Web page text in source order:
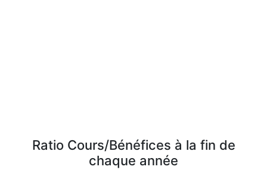
Ratio Cours/Bénéfices à la fin de
chaque année